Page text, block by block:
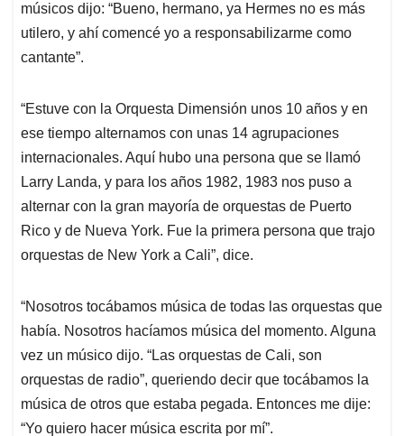
músicos dijo: “Bueno, hermano, ya Hermes no es más
utilero, y ahí comencé yo a responsabilizarme como
cantante”.
“Estuve con la Orquesta Dimensión unos 10 años y en
ese tiempo alternamos con unas 14 agrupaciones
internacionales. Aquí hubo una persona que se llamó
Larry Landa, y para los años 1982, 1983 nos puso a
alternar con la gran mayoría de orquestas de Puerto
Rico y de Nueva York. Fue la primera persona que trajo
orquestas de New York a Cali”, dice.
“Nosotros tocábamos música de todas las orquestas que
había. Nosotros hacíamos música del momento. Alguna
vez un músico dijo. “Las orquestas de Cali, son
orquestas de radio”, queriendo decir que tocábamos la
música de otros que estaba pegada. Entonces me dije:
“Yo quiero hacer música escrita por mí”.